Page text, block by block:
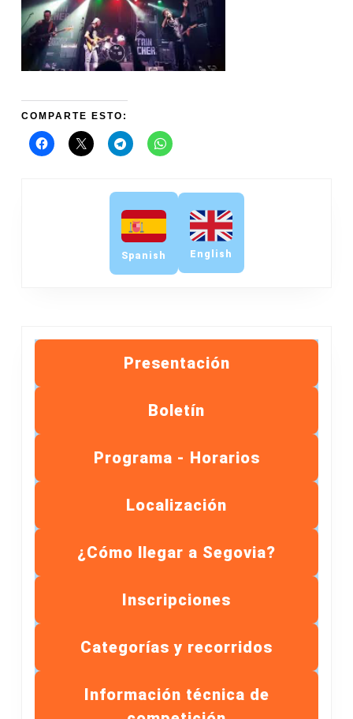
COMPARTE ESTO:
Spanish English
Presentación
Boletín
Programa - Horarios
Localización
¿Cómo llegar a Segovia?
Inscripciones
Categorías y recorridos
Información técnica de